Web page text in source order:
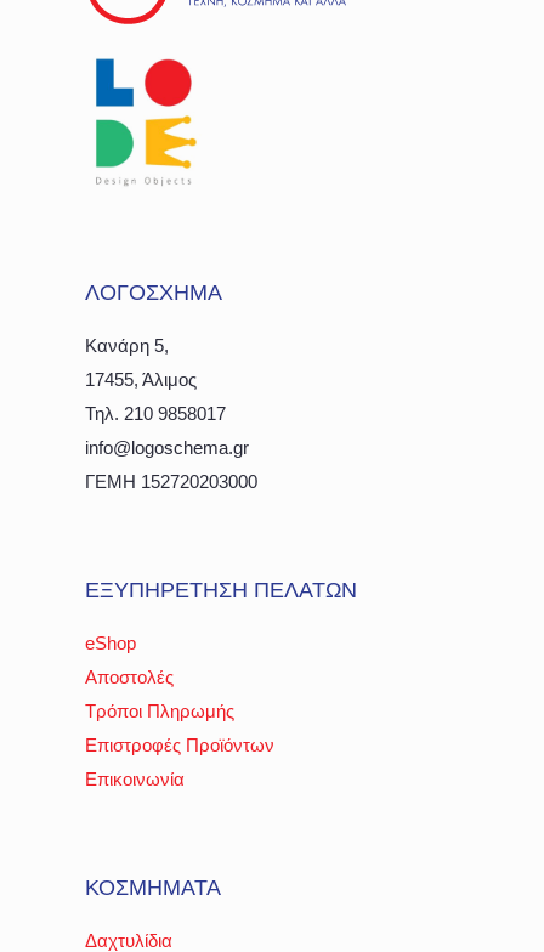
ΛΟΓΟΣΧΗΜΑ
Κανάρη 5,
17455, Άλιμος
Τηλ. 210 9858017
info@logoschema.gr
ΓΕΜΗ 152720203000
ΕΞΥΠΗΡΕΤΗΣΗ ΠΕΛΑΤΩΝ
eShop
Αποστολές
Τρόποι Πληρωμής
Επιστροφές Προϊόντων
Επικοινωνία
ΚΟΣΜΗΜΑΤΑ
Δαχτυλίδια